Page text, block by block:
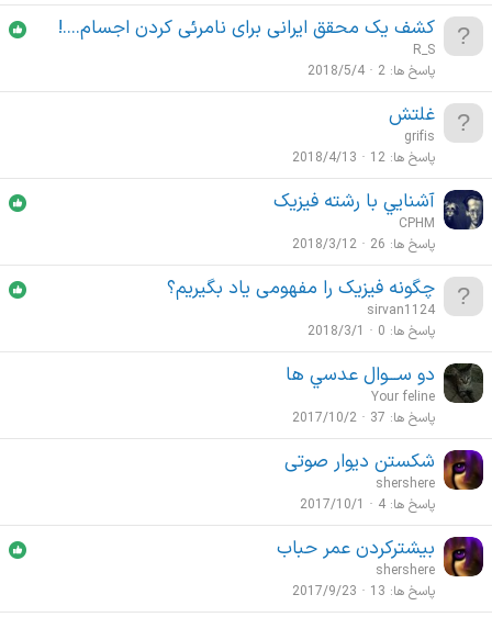
کشف یک محقق ایرانی برای نامرئی کردن اجسام....!
R_S
پاسخ ها 2
2018/5/4
غلتش
grifis
پاسخ ها 12
2018/4/13
آشنايي با رشته فیزیک
CPHM
پاسخ ها 26
2018/3/12
چگونه فیزیک را مفهومی یاد بگیریم؟
sirvan1124
پاسخ ها 0
2018/3/1
دو ســـوال عدسي ها
Your feline
پاسخ ها 37
2017/10/2
شکستن دیوار صوتی
shershere
پاسخ ها 4
2017/10/1
بیشترکردن عمر حباب
shershere
پاسخ ها 13
2017/9/23